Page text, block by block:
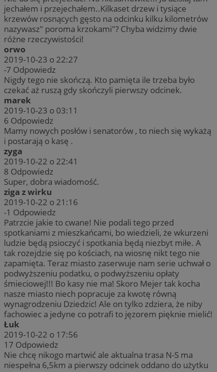
jechałem i przejechałem..Kilkaset drzew i tysiące
krzewów rosnących gęsto na odcinku kilku kilometrów
nazywasz" poroma krzokami"? Chyba widzimy dwie
różne rzeczywistości!
orwo
2019-10-23 o 22:27
-7 Odpowiedz
Nigdy tego nie skończą. Kto pamięta ile trzeba było
czekać aż ruszą gdy skończyli pierwszy odcinek.
marek
2019-10-23 o 03:11
6 Odpowiedz
Mamy nowych posłów i senatorów , to niech się wykażą
i postarają o kasę .
zyga
2019-10-22 o 22:41
8 Odpowiedz
Super, dobra wiadomość.
ziga z wirku
2019-10-22 o 21:16
-1 Odpowiedz
Patrzcie jakie to cwane! Nie podali tego przed
spotkaniami z mieszkańcami, bo wiedzieli, że wkurzeni
ludzie będą psioczyć i spotkania będą niezbyt miłe. A
tak rozejdzie się po kościach, na wiosnę nikt tego nie
zapamięta. Teraz miasto zaserwuje nam serie uchwał o
podwyższeniu podatku, o podwyższeniu opłaty
śmieciowej!!! Bo kasy nie ma! Skoro Mejer tak kocha
nasze miasto niech popracuje za kwotę równą
wynagrodzeniu Dziedzic! Ale on tylko zdziera, że niby
fachowiec a jedyne co potrafi to jęzorem pięknie mielić!
Łuk
2019-10-22 o 17:56
17 Odpowiedz
Nie chcę nikogo martwić ale aktualna trasa N-S ma
niespełna 6,5km a pierwszy odcinek oddano do użytku